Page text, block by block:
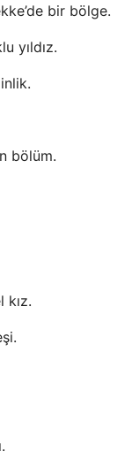
bir bölge.
yıldız.
bölüm.
kız.